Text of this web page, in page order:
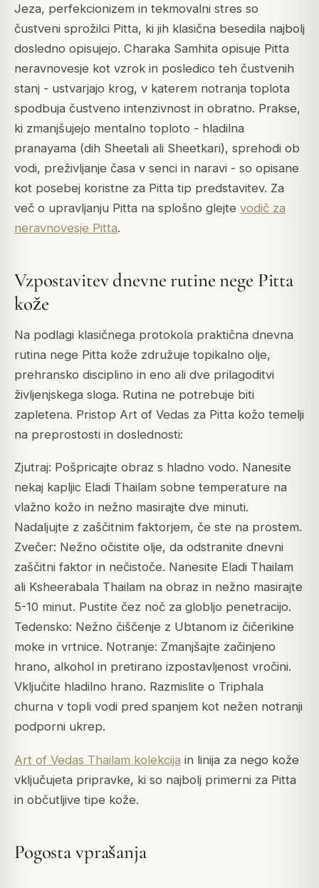
Jeza, perfekcionizem in tekmovalni stres so
čustveni sprožilci Pitta, ki jih klasična besedila najbolj
dosledno opisujejo. Charaka Samhita opisuje Pitta
neravnovesje kot vzrok in posledico teh čustvenih
stanj - ustvarjajo krog, v katerem notranja toplota
spodbuja čustveno intenzivnost in obratno. Prakse,
ki zmanjšujejo mentalno toploto - hladilna
pranayama (dih Sheetali ali Sheetkari), sprehodi ob
vodi, preživljanje časa v senci in naravi - so opisane
kot posebej koristne za Pitta tip predstavitev. Za
več o upravljanju Pitta na splošno glejte vodič za
neravnovesje Pitta.
Vzpostavitev dnevne rutine nege Pitta
kože
Na podlagi klasičnega protokola praktična dnevna
rutina nege Pitta kože združuje topikalno olje,
prehransko disciplino in eno ali dve prilagoditvi
življenjskega sloga. Rutina ne potrebuje biti
zapletena. Pristop Art of Vedas za Pitta kožo temelji
na preprostosti in doslednosti:
Zjutraj: Pošpricajte obraz s hladno vodo. Nanesite
nekaj kapljic Eladi Thailam sobne temperature na
vlažno kožo in nežno masirajte dve minuti.
Nadaljujte z zaščitnim faktorjem, če ste na prostem.
Zvečer: Nežno očistite olje, da odstranite dnevni
zaščitni faktor in nečistoče. Nanesite Eladi Thailam
ali Ksheerabala Thailam na obraz in nežno masirajte
5-10 minut. Pustite čez noč za globljo penetracijo.
Tedensko: Nežno čiščenje z Ubtanom iz čičerikine
moke in vrtnice. Notranje: Zmanjšajte začinjeno
hrano, alkohol in pretirano izpostavljenost vročini.
Vključite hladilno hrano. Razmislite o Triphala
churna v topli vodi pred spanjem kot nežen notranji
podporni ukrep.
Art of Vedas Thailam kolekcija in linija za nego kože
vključujeta pripravke, ki so najbolj primerni za Pitta
in občutljive tipe kože.
Pogosta vprašanja